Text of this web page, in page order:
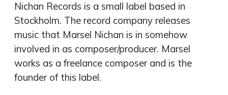
Nichan Records is a small label based in
Stockholm. The record company releases
music that Marsel Nichan is in somehow
involved in as composer/producer. Marsel
works as a freelance composer and is the
founder of this label.